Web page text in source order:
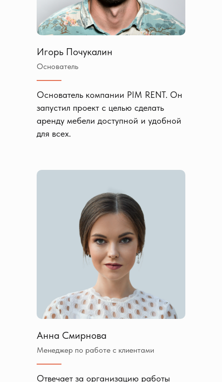
Игорь Почукалин
Основатель
Основатель компании PIM RENT. Он
запустил проект с целью сделать
аренду мебели доступной и удобной
для всех.
Анна Смирнова
Менеджер по работе с клиентами
Отвечает за организацию работы